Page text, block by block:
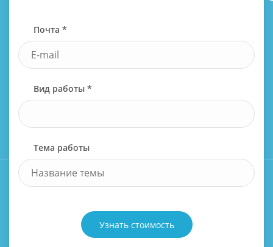
Почта *
Вид работы *
Тема работы
Узнать стоимость